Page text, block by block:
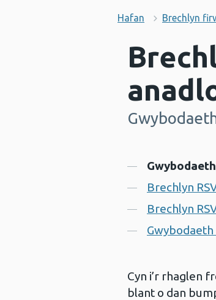
Hafan Brechlyn
-
Brechlyn
Brechlyn
Cyn i’r rhaglen
blant o dan